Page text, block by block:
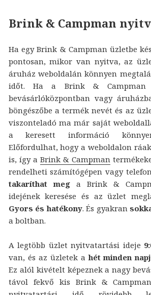
Brink & Campman
Ha egy Brink & Campman üzletbe
pontosan, mikor van nyitva, az
áruház weboldalán könnyen
időt. Ha a Brink &
bevásárlóközpontban vagy
böngészőbe a termék nevét és az
viszonteladó ma már saját
a keresett információ
Előfordulhat, hogy a weboldalon
is, így a Brink & Campman
rendelheti számítógépen vagy
takaríthat mega Brink &
idejének keresése és az üzlet
Gyors és hatékony. És gyakran
a boltban.
A legtöbb üzlet nyitvatartási ideje
van, és az üzletek ahét minden
Ez alól kivételt képeznek a nagy
távol fekvő kis Brink &